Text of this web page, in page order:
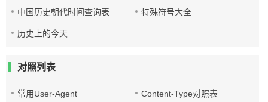
中国历史朝代时间查询表 特殊符号大全
历史上的今天
对照列表
常用User-Agent Content-Type对照表